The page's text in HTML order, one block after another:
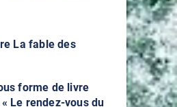
La fable des
forme de livre
Le rendez-vous du